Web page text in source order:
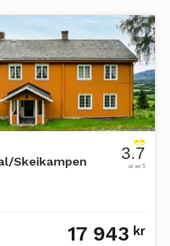
Skeikampen 3.7
ut av 5
17 943 kr